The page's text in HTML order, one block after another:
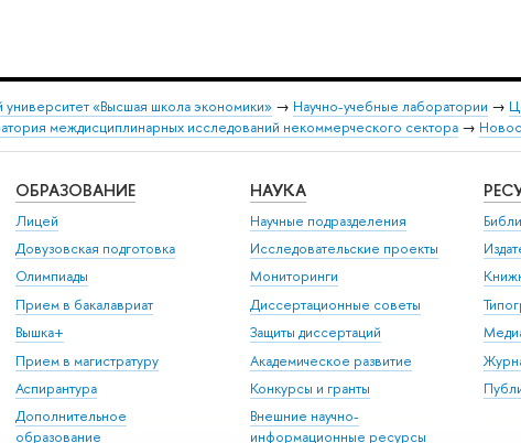
университет «Высшая школа экономики» → Научно-учебные лаборатории →
междисциплинарных исследований некоммерческого сектора →
ОБРАЗОВАНИЕ
Лицей
Довузовская подготовка
Олимпиады
Прием в бакалавриат
Вышка+
Прием в магистратуру
Аспирантура
Дополнительное
образование
НАУКА
Научные подразделения
Исследовательские проекты
Мониторинги
Диссертационные советы
Защиты диссертаций
Академическое развитие
Конкурсы и гранты
Внешние научно-
информационные ресурсы